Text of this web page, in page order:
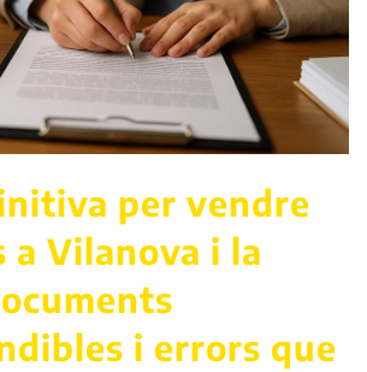
per vendre
a Vilanova i la
i errors que